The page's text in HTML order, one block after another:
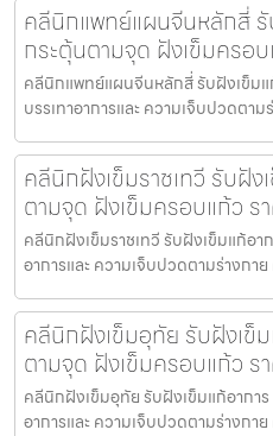
คลีนิกแพทย์แผนจีนหลักสี่ รั
กระตุ้นตามจุด ฝังเข็มครอ
คลีนิกแพทย์แผนจีนหลักสี่ รับฝังเข็มแ
บรรเทาอาการและ ความเจ็บปวดต
คลีนิกฝังเข็มราชเทวี รับฝัง
ตามจุด ฝังเข็มครอบแก้ว ร
คลีนิกฝังเข็มราชเทวี รับฝังเข็มแก้อา
อาการและ ความเจ็บปวดตามร่างกา
คลีนิกฝังเข็มอุทัย รับฝังเข็
ตามจุด ฝังเข็มครอบแก้ว ร
คลีนิกฝังเข็มอุทัย รับฝังเข็มแก้อากา
อาการและ ความเจ็บปวดตามร่างก